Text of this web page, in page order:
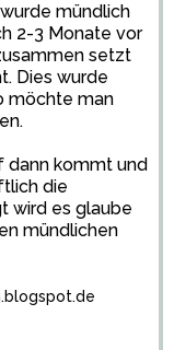
mündlich
2-3 Monate vor
setzt
Dies wurde
möchte man
dann kommt und
die
wird es glaube
mündlichen